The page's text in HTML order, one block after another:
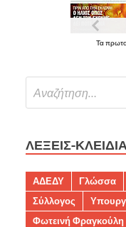
Τα
ΛΈΞΕΙΣ-ΚΛΕΙΔΙΆ
ΑΔΕΔΥ Γλώσσα
Σύλλογος
Φωτεινή Φραγκούλη